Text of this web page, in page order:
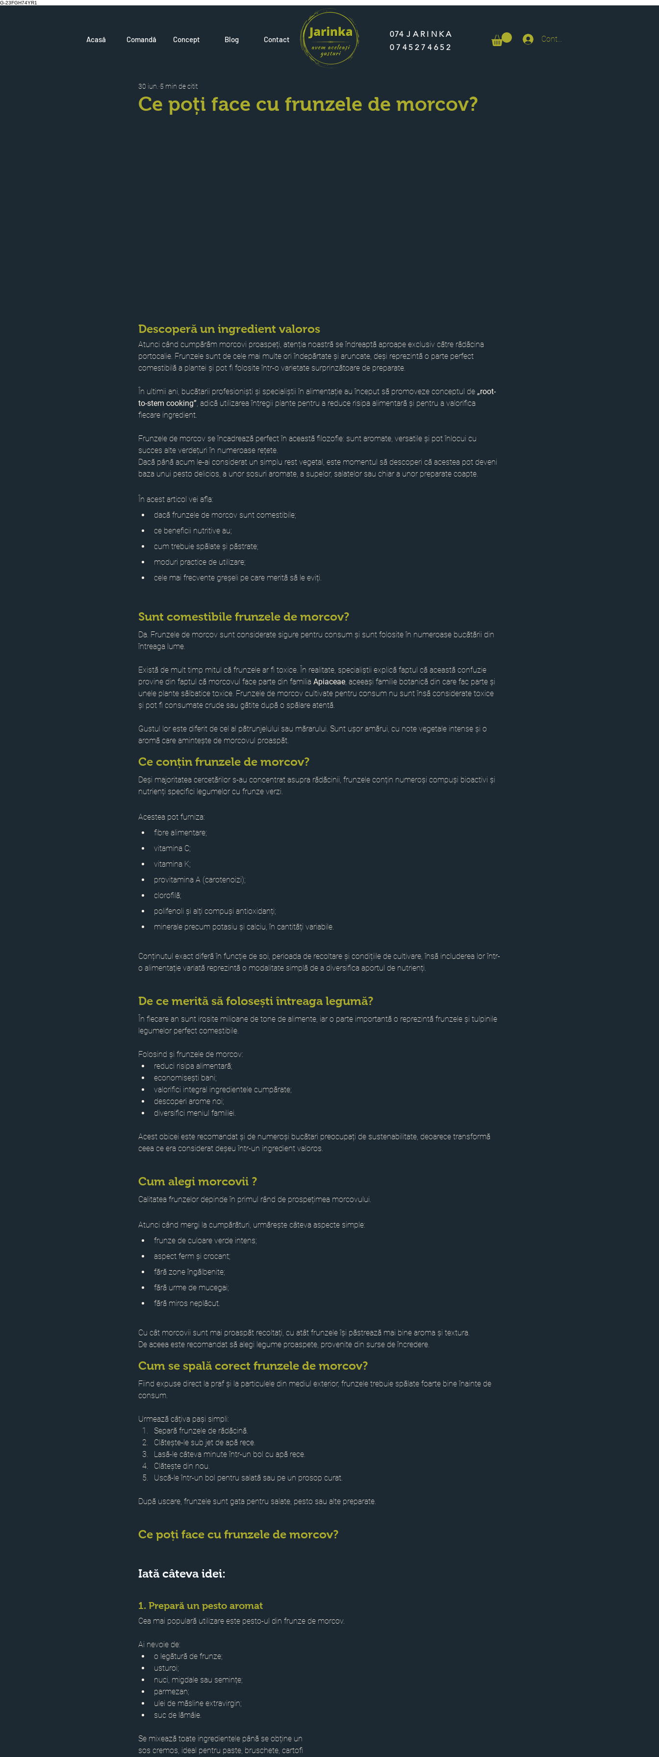
G-23FGH74YR1
Acasă Comandă Concept Blog Contact
074JARINKA
0745274652
Contul meu
Ce poți face cu frunzele de morcov?
30 iun. 5 min de citit
Descoperă un ingredient valoros
Atunci când cumpărăm morcovi proaspeți, atenția noastră se îndreaptă aproape exclusiv către rădăcina
portocalie. Frunzele sunt de cele mai multe ori îndepărtate și aruncate, deși reprezintă o parte perfect
comestibilă a plantei și pot fi folosite într-o varietate surprinzătoare de preparate.
În ultimii ani, bucătarii profesioniști și specialiștii în alimentație au început să promoveze conceptul de „root-
to-stem cooking”, adică utilizarea întregii plante pentru a reduce risipa alimentară și pentru a valorifica
fiecare ingredient.
Frunzele de morcov se încadrează perfect în această filozofie: sunt aromate, versatile și pot înlocui cu
succes alte verdețuri în numeroase rețete.
Dacă până acum le-ai considerat un simplu rest vegetal, este momentul să descoperi că acestea pot deveni
baza unui pesto delicios, a unor sosuri aromate, a supelor, salatelor sau chiar a unor preparate coapte.
În acest articol vei afla:
dacă frunzele de morcov sunt comestibile;
ce beneficii nutritive au;
cum trebuie spălate și păstrate;
moduri practice de utilizare;
cele mai frecvente greșeli pe care merită să le eviți.
Sunt comestibile frunzele de morcov?
Da. Frunzele de morcov sunt considerate sigure pentru consum și sunt folosite în numeroase bucătării din
întreaga lume.
Există de mult timp mitul că frunzele ar fi toxice. În realitate, specialiștii explică faptul că această confuzie
provine din faptul că morcovul face parte din familia Apiaceae, aceeași familie botanică din care fac parte și
unele plante sălbatice toxice. Frunzele de morcov cultivate pentru consum nu sunt însă considerate toxice
și pot fi consumate crude sau gătite după o spălare atentă.
Gustul lor este diferit de cel al pătrunjelului sau mărarului. Sunt ușor amărui, cu note vegetale intense și o
aromă care amintește de morcovul proaspăt.
Ce conțin frunzele de morcov?
Deși majoritatea cercetărilor s-au concentrat asupra rădăcinii, frunzele conțin numeroși compuși bioactivi și
nutrienți specifici legumelor cu frunze verzi.
Acestea pot furniza:
fibre alimentare;
vitamina C;
vitamina K;
provitamina A (carotenoizi);
clorofilă;
polifenoli și alți compuși antioxidanți;
minerale precum potasiu și calciu, în cantități variabile.
Conținutul exact diferă în funcție de soi, perioada de recoltare și condițiile de cultivare, însă includerea lor într-
o alimentație variată reprezintă o modalitate simplă de a diversifica aportul de nutrienți.
De ce merită să folosești întreaga legumă?
În fiecare an sunt irosite milioane de tone de alimente, iar o parte importantă o reprezintă frunzele și tulpinile
legumelor perfect comestibile.
Folosind și frunzele de morcov:
reduci risipa alimentară;
economisești bani;
valorifici integral ingredientele cumpărate;
descoperi arome noi;
diversifici meniul familiei.
Acest obicei este recomandat și de numeroși bucătari preocupați de sustenabilitate, deoarece transformă
ceea ce era considerat deșeu într-un ingredient valoros.
Cum alegi morcovii ?
Calitatea frunzelor depinde în primul rând de prospețimea morcovului.
Atunci când mergi la cumpărături, urmărește câteva aspecte simple:
frunze de culoare verde intens;
aspect ferm și crocant;
fără zone îngălbenite;
fără urme de mucegai;
fără miros neplăcut.
Cu cât morcovii sunt mai proaspăt recoltați, cu atât frunzele își păstrează mai bine aroma și textura.
De aceea este recomandat să alegi legume proaspete, provenite din surse de încredere.
Cum se spală corect frunzele de morcov?
Fiind expuse direct la praf și la particulele din mediul exterior, frunzele trebuie spălate foarte bine înainte de
consum.
Urmează câțiva pași simpli:
Separă frunzele de rădăcină.
Clătește-le sub jet de apă rece.
Lasă-le câteva minute într-un bol cu apă rece.
Clătește din nou.
Uscă-le într-un bol pentru salată sau pe un prosop curat.
După uscare, frunzele sunt gata pentru salate, pesto sau alte preparate.
Ce poți face cu frunzele de morcov?
Iată câteva idei:
1. Prepară un pesto aromat
Cea mai populară utilizare este pesto-ul din frunze de morcov.
Ai nevoie de:
o legătură de frunze;
usturoi;
nuci, migdale sau semințe;
parmezan;
ulei de măsline extravirgin;
suc de lămâie.
Se mixează toate ingredientele până se obține un
sos cremos, ideal pentru paste, bruschete, cartofi